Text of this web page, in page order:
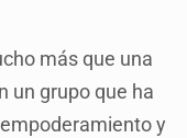
más que una
un grupo que ha
y